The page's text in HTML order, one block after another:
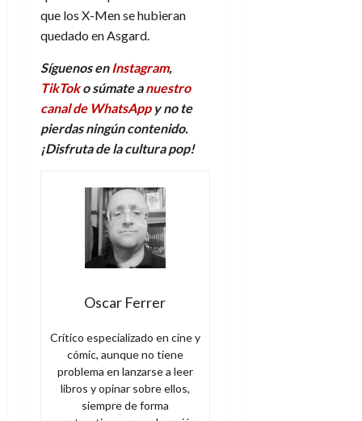
que los X-Men se hubieran
quedado en Asgard.
Síguenos enInstagram,
TikToko súmate anuestro
canal de WhatsAppy no te
pierdas ningún contenido.
¡Disfruta de la cultura pop!
Oscar Ferrer
Crítico especializado en cine y
cómic, aunque no tiene
problema en lanzarse a leer
libros y opinar sobre ellos,
siempre de forma